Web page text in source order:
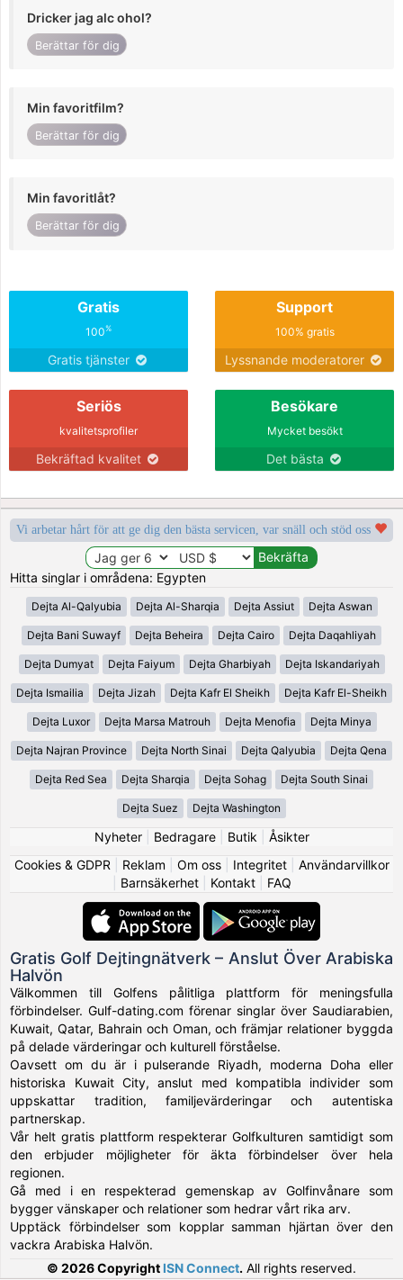
Dricker jag alc ohol?
Berättar för dig
Min favoritfilm?
Berättar för dig
Min favoritlåt?
Berättar för dig
Gratis
100%
Gratis tjänster
Support
100% gratis
Lyssnande moderatorer
Seriös
kvalitetsprofiler
Bekräftad kvalitet
Besökare
Mycket besökt
Det bästa
Vi arbetar hårt för att ge dig den bästa servicen, var snäll och stöd oss
Hitta singlar i områdena: Egypten
Dejta Al-Qalyubia Dejta Al-Sharqia Dejta Assiut Dejta Aswan
Dejta Bani Suwayf Dejta Beheira Dejta Cairo Dejta Daqahliyah
Dejta Dumyat Dejta Faiyum Dejta Gharbiyah Dejta Iskandariyah
Dejta Ismailia Dejta Jizah Dejta Kafr El Sheikh Dejta Kafr El-Sheikh
Dejta Luxor Dejta Marsa Matrouh Dejta Menofia Dejta Minya
Dejta Najran Province Dejta North Sinai Dejta Qalyubia Dejta Qena
Dejta Red Sea Dejta Sharqia Dejta Sohag Dejta South Sinai
Dejta Suez Dejta Washington
Nyheter| Bedragare| Butik
Åsikter
Cookies & GDPR
Reklam Om oss| Integritet| Användarvillkor
Barnsäkerhet| Kontakt| FAQ
Gratis Golf Dejtingnätverk – Anslut Över Arabiska
Halvön
Välkommen till Golfens pålitliga plattform för meningsfulla
förbindelser. Gulf-dating.com förenar singlar över Saudiarabien,
Kuwait, Qatar, Bahrain och Oman, och främjar relationer byggda
på delade värderingar och kulturell förståelse.
Oavsett om du är i pulserande Riyadh, moderna Doha eller
historiska Kuwait City, anslut med kompatibla individer som
uppskattar tradition, familjevärderingar och autentiska
partnerskap.
Vår helt gratis plattform respekterar Golfkulturen samtidigt som
den erbjuder möjligheter för äkta förbindelser över hela
regionen.
Gå med i en respekterad gemenskap av Golfinvånare som
bygger vänskaper och relationer som hedrar vårt rika arv.
Upptäck förbindelser som kopplar samman hjärtan över den
vackra Arabiska Halvön.
© 2026 Copyright ISN Connect. All rights reserved.